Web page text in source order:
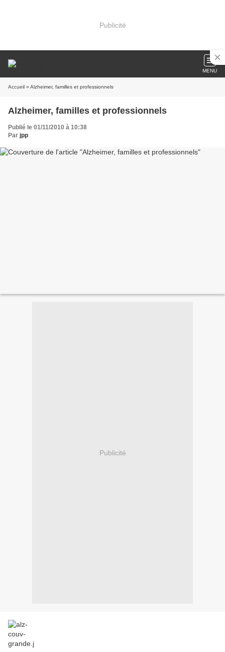
Publicité
MENU
Accueil » Alzheimer, familles et professionnels
Alzheimer, familles et professionnels
Publié le 01/11/2010 à 10:38
Par jpp
Publicité